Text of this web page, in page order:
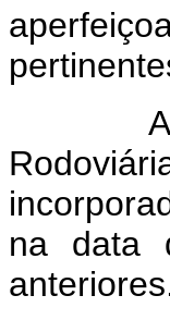
Art 6º
na data